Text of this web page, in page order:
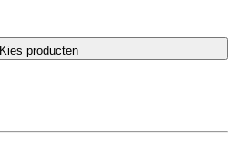
Kies producten